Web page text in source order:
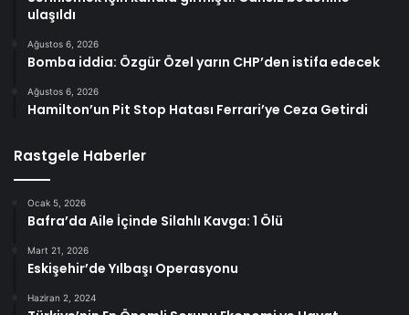
ulaşıldı
Ağustos 6, 2026
Bomba iddia: Özgür Özel yarın CHP’den istifa edecek
Ağustos 6, 2026
Hamilton’un Pit Stop Hatası Ferrari’ye Ceza Getirdi
Rastgele Haberler
Ocak 5, 2026
Bafra’da Aile İçinde Silahlı Kavga: 1 Ölü
Mart 21, 2026
Eskişehir’de Yılbaşı Operasyonu
Haziran 2, 2024